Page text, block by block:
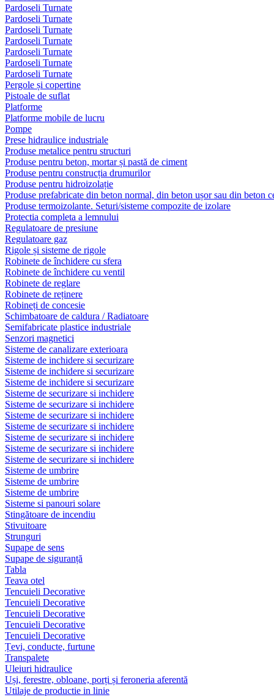
Pardoseli Turnate
Pardoseli Turnate
Pardoseli Turnate
Pardoseli Turnate
Pardoseli Turnate
Pardoseli Turnate
Pardoseli Turnate
Pergole și copertine
Pistoale de suflat
Platforme
Platforme mobile de lucru
Pompe
Prese hidraulice industriale
Produse metalice pentru structuri
Produse pentru beton, mortar și pastă de ciment
Produse pentru construcția drumurilor
Produse pentru hidroizolație
Produse prefabricate din beton normal, din beton ușor sau din beton
Produse termoizolante. Seturi/sisteme compozite de izolare
Protectia completa a lemnului
Regulatoare de presiune
Regulatoare gaz
Rigole și sisteme de rigole
Robinete de închidere cu sfera
Robinete de închidere cu ventil
Robinete de reglare
Robinete de reținere
Robineți de concesie
Schimbatoare de caldura / Radiatoare
Semifabricate plastice industriale
Senzori magnetici
Sisteme de canalizare exterioara
Sisteme de inchidere si securizare
Sisteme de inchidere si securizare
Sisteme de inchidere si securizare
Sisteme de securizare si inchidere
Sisteme de securizare si inchidere
Sisteme de securizare si inchidere
Sisteme de securizare si inchidere
Sisteme de securizare si inchidere
Sisteme de securizare si inchidere
Sisteme de securizare si inchidere
Sisteme de umbrire
Sisteme de umbrire
Sisteme de umbrire
Sisteme si panouri solare
Stingătoare de incendiu
Stivuitoare
Strunguri
Supape de sens
Supape de siguranță
Tabla
Teava otel
Tencuieli Decorative
Tencuieli Decorative
Tencuieli Decorative
Tencuieli Decorative
Tencuieli Decorative
Țevi, conducte, furtune
Transpalete
Uleiuri hidraulice
Uși, ferestre, obloane, porți și feroneria aferentă
Utilaje de productie in linie